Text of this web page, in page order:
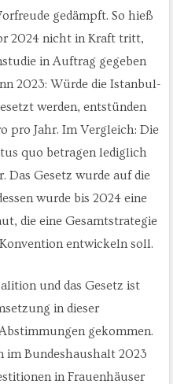
gedämpft. So hieß
2024 nicht in Kraft tritt,
in Auftrag gegeben
2023: Würde die Istanbul-
werden, entstünden
pro Jahr. Im Vergleich: Die
quo betragen lediglich
Das Gesetz wurde auf die
wurde bis 2024 eine
die eine Gesamtstrategie
entwickeln soll.
und das Gesetz ist
in dieser
gekommen.
im Bundeshaushalt 2023
in Frauenhäuser